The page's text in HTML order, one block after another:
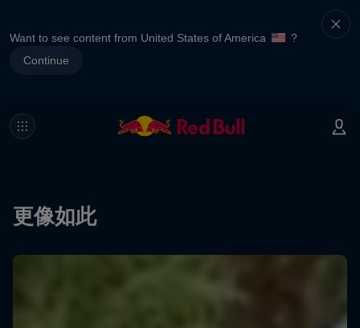
Want to see content from United States of America
?
Continue
更像如此